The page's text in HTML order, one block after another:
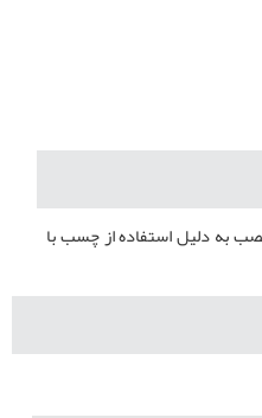
به دلیل استفاده از چسب با